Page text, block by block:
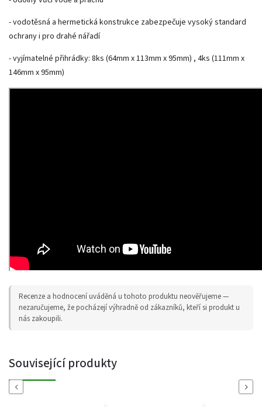
- vodotěsná a hermetická konstrukce zabezpečuje vysoký standard
ochrany i pro drahé nářadí
- vyjímatelné přihrádky: 8ks (64mm x 113mm x 95mm) , 4ks (111mm x
146mm x 95mm)
Recenze a hodnocení uváděná u tohoto produktu neověřujeme —
nezaručujeme, že pocházejí výhradně od zákazníků, kteří si produkt u
nás zakoupili.
Související produkty
Previous Next